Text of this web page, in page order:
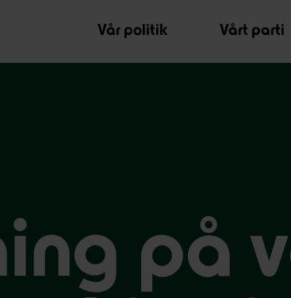
Vår politik
Vårt parti
på